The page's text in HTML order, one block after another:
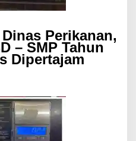
Perikanan,
– SMP Tahun
Dipertajam